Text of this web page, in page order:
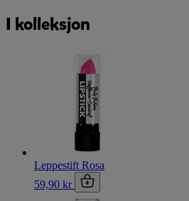
I kolleksjon
Leppestift Rosa
59,90 kr